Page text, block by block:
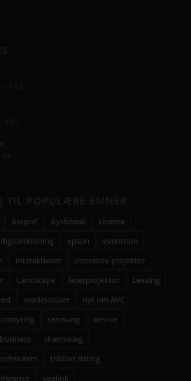
biograf byrådssal
cinema
digitalskiltning epson
eventrum
interaktivitet
interaktiv projektor
Landscape laserprojektor
Leasing
mødelokaler
nyt om AVC
samsung
service
skærmvæg
trådløs deling
yealink